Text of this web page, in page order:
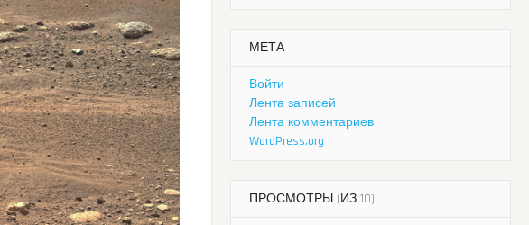
МЕТА
Войти
Лента записей
Лента комментариев
WordPress.org
ПРОСМОТРЫ (ИЗ 10)